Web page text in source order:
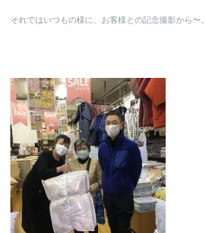
それではいつもの様に、お客様との記念撮影から〜。